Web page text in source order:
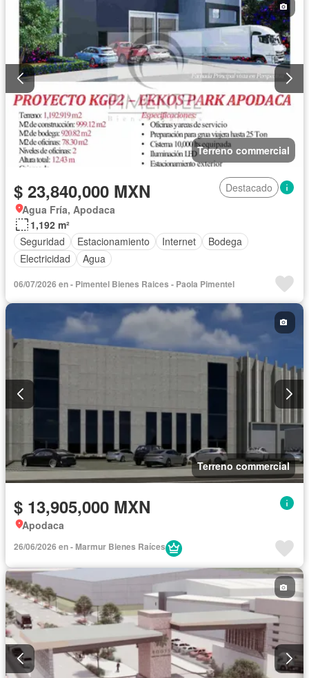
Terreno commercial
$ 23,840,000 MXN
Destacado
Agua Fría, Apodaca
1,192 m²
Seguridad
Estacionamiento Internet
Bodega
Electricidad
Agua
06/07/2026 en - Pimentel Bienes Raices - Paola Pimentel
Terreno commercial
$ 13,905,000 MXN
Apodaca
26/06/2026 en - Marmur Bienes Raíces